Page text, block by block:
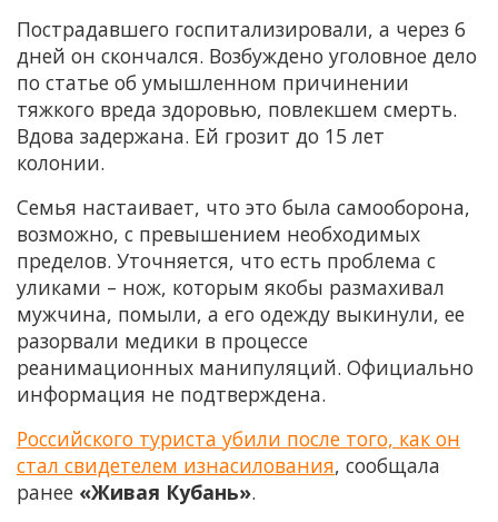
Пострадавшего госпитализировали, а через 6
дней он скончался. Возбуждено уголовное дело
по статье об умышленном причинении
тяжкого вреда здоровью, повлекшем смерть.
Вдова задержана. Ей грозит до 15 лет
колонии.
Семья настаивает, что это была самооборона,
возможно, с превышением необходимых
пределов. Уточняется, что есть проблема с
уликами – нож, которым якобы размахивал
мужчина, помыли, а его одежду выкинули, ее
разорвали медики в процессе
реанимационных манипуляций. Официально
информация не подтверждена.
Российского туриста убили после того, как он
стал свидетелем изнасилования, сообщала
ранее «Живая Кубань».